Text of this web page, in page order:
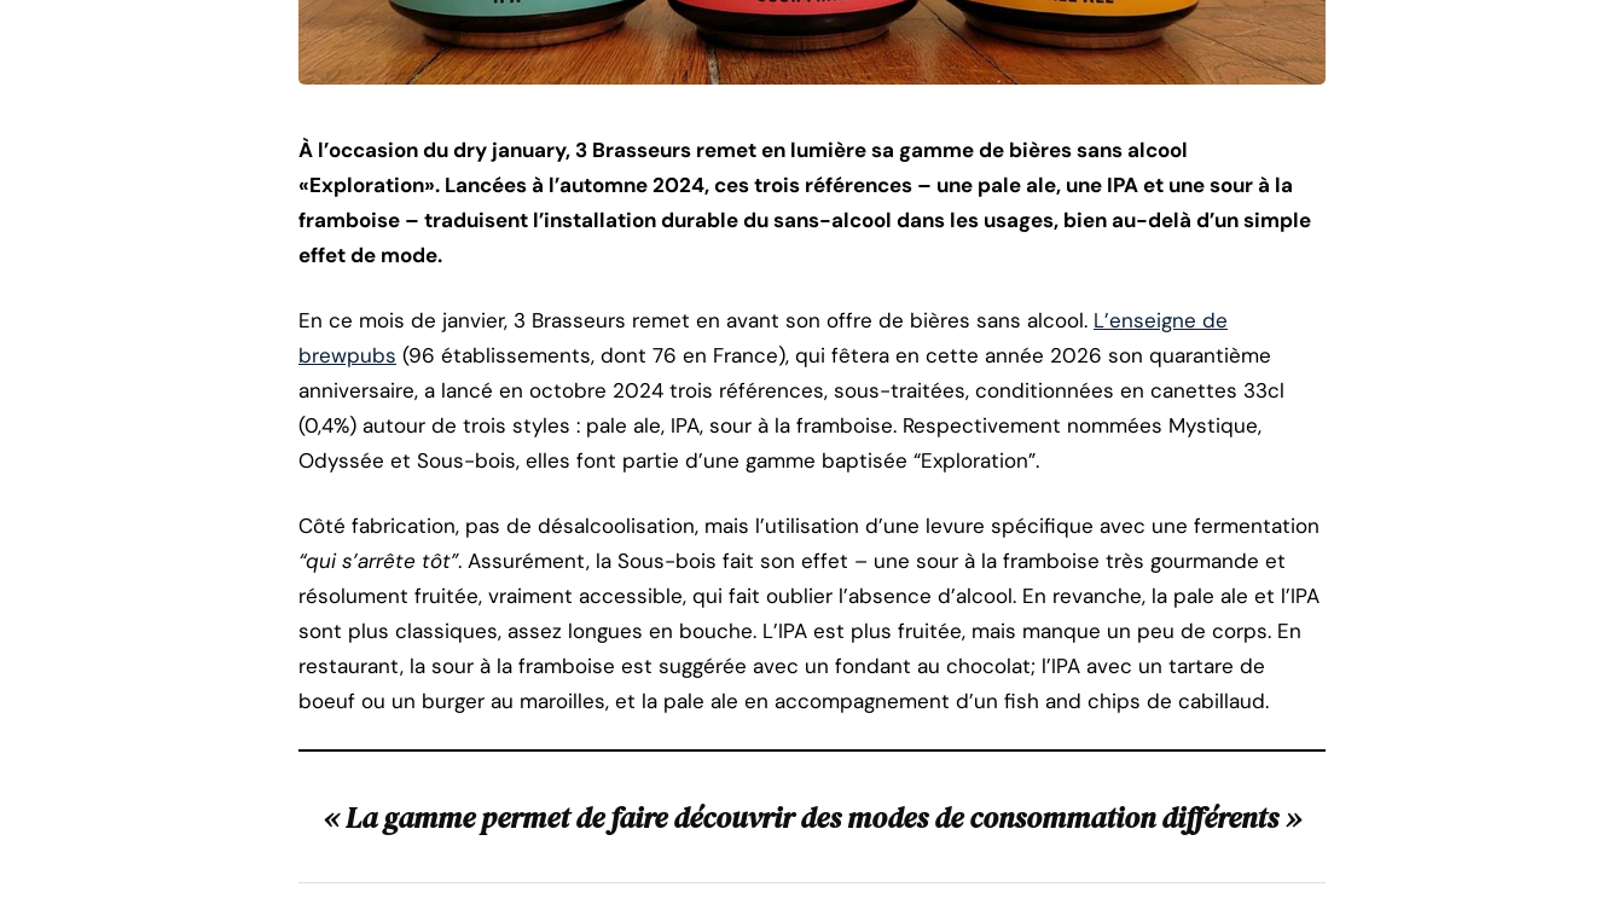
À l’occasion du dry january, 3 Brasseurs remet en lumière sa gamme de bières sans alcool
«Exploration». Lancées à l’automne 2024, ces trois références – une pale ale, une IPA et une sour à la
framboise – traduisent l’installation durable du sans-alcool dans les usages, bien au-delà d’un simple
effet de mode.
En ce mois de janvier, 3 Brasseurs remet en avant son offre de bières sans alcool. L’enseigne de
brewpubs (96 établissements, dont 76 en France), qui fêtera en cette année 2026 son quarantième
anniversaire, a lancé en octobre 2024 trois références, sous-traitées, conditionnées en canettes 33cl
(0,4%) autour de trois styles : pale ale, IPA, sour à la framboise. Respectivement nommées Mystique,
Odyssée et Sous-bois, elles font partie d’une gamme baptisée “Exploration”.
Côté fabrication, pas de désalcoolisation, mais l’utilisation d’une levure spécifique avec une fermentation
“qui s’arrête tôt”. Assurément, la Sous-bois fait son effet – une sour à la framboise très gourmande et
résolument fruitée, vraiment accessible, qui fait oublier l’absence d’alcool. En revanche, la pale ale et l’IPA
sont plus classiques, assez longues en bouche. L’IPA est plus fruitée, mais manque un peu de corps. En
restaurant, la sour à la framboise est suggérée avec un fondant au chocolat; l’IPA avec un tartare de
boeuf ou un burger au maroilles, et la pale ale en accompagnement d’un fish and chips de cabillaud.
« La gamme permet de faire découvrir des modes de consommation différents »